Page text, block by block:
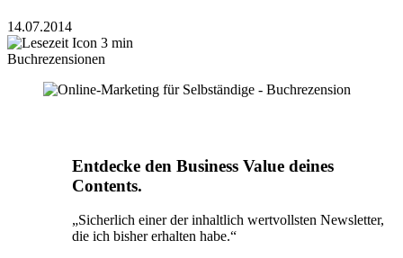
14.07.2014
3 min
Buchrezensionen
Entdecke den Business Value deines
Contents.
„Sicherlich einer der inhaltlich wertvollsten Newsletter,
die ich bisher erhalten habe.“